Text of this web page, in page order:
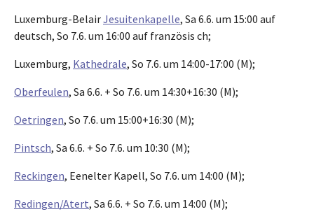
Luxemburg-BelairJesuitenkapelle, Sa 6.6. um 15:00 auf
deutsch, So 7.6. um 16:00 auf französis ch;
Luxemburg, Kathedrale, So 7.6. um 14:00-17:00 (M);
Oberfeulen, Sa 6.6. + So 7.6. um 14:30+16:30 (M);
Oetringen, So 7.6. um 15:00+16:30 (M);
Pintsch, Sa 6.6. + So 7.6. um 10:30 (M);
Reckingen, Eenelter Kapell, So 7.6. um 14:00 (M);
Redingen/Atert, Sa 6.6. + So 7.6. um 14:00 (M);